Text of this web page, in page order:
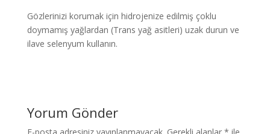
Gözlerinizi korumak için hidrojenize edilmiş çoklu
doymamış yağlardan (Trans yağ asitleri) uzak durun ve
ilave selenyum kullanın.
Yorum Gönder